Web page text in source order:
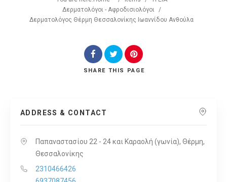
Δερματολόγοι - Αφροδισιολόγοι
/
Δερματολόγος Θέρμη Θεσσαλονίκης Ιωαννίδου Ανθούλα
SHARE THIS PAGE
ADDRESS & CONTACT
Παπαναστασίου 22 - 24 και Καραολή (γωνία), Θέρμη,
Θεσσαλονίκης
2310466426